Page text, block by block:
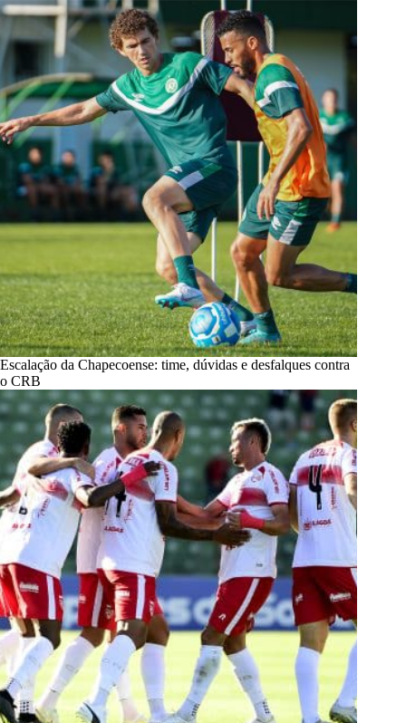
Escalação da Chapecoense: time, dúvidas e desfalques contra
o CRB